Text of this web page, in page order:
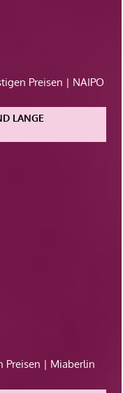
Preisen | NAIPO
LANGE
Preisen | Miaberlin